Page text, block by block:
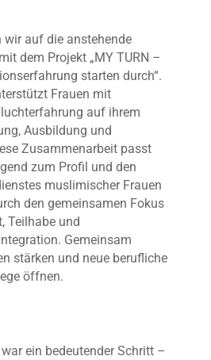
wir auf die anstehende
dem Projekt „MY TURN –
starten durch“.
Frauen mit
auf ihrem
Ausbildung und
Zusammenarbeit passt
zum Profil und den
muslimischer Frauen
den gemeinsamen Fokus
Teilhabe und
Gemeinsam
stärken und neue berufliche
öffnen.
ein bedeutender Schritt –